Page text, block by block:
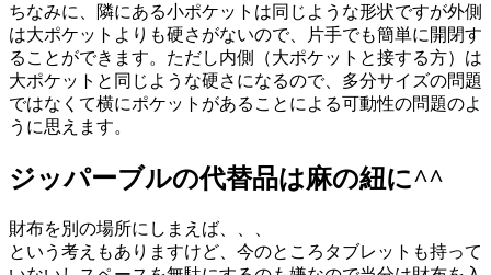
ちなみに、隣にある小ポケットは同じような形状ですが外側
は大ポケットよりも硬さがないので、片手でも簡単に開閉す
ることができます。ただし内側（大ポケットと接する方）は
大ポケットと同じような硬さになるので、多分サイズの問題
ではなくて横にポケットがあることによる可動性の問題のよ
うに思えます。
ジッパーブルの代替品は麻の紐に^^
財布を別の場所にしまえば、、、
という考えもありますけど、今のところタブレットも持って